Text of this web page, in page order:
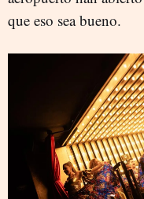
que eso sea bueno.